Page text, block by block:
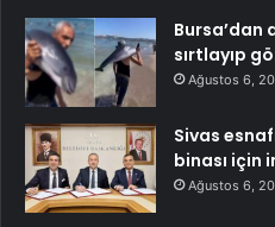
Bursa’dan
sırtlayıp
Ağustos 6,
Sivas
binası için
Ağustos 6,